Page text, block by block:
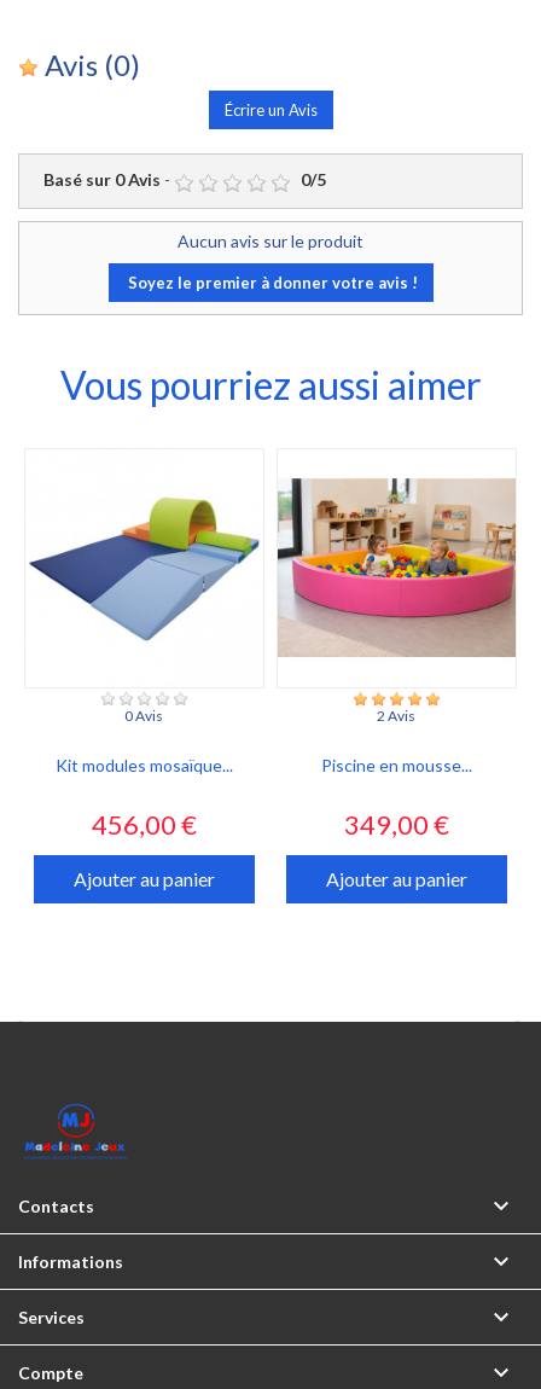
Avis (0)
Écrire un Avis
Basé sur 0Avis - 0/5
Aucun avis sur le produit
Soyez le premier à donner votre avis !
Vous pourriez aussi aimer
0 Avis
Kit modules mosaïque...
Prix
456,00 €
Ajouter au panier
2 Avis
Piscine en mousse...
Prix
349,00 €
Ajouter au panier
 
Contacts 
Informations 
Services 
Compte 